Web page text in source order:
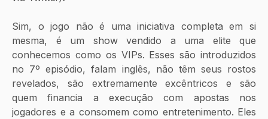
Sim, o jogo não é uma iniciativa completa em si
mesma, é um show vendido a uma elite que
conhecemos como os VIPs. Esses são introduzidos
no 7º episódio, falam inglês, não têm seus rostos
revelados, são extremamente excêntricos e são
quem financia a execução com apostas nos
jogadores e a consomem como entretenimento. Eles